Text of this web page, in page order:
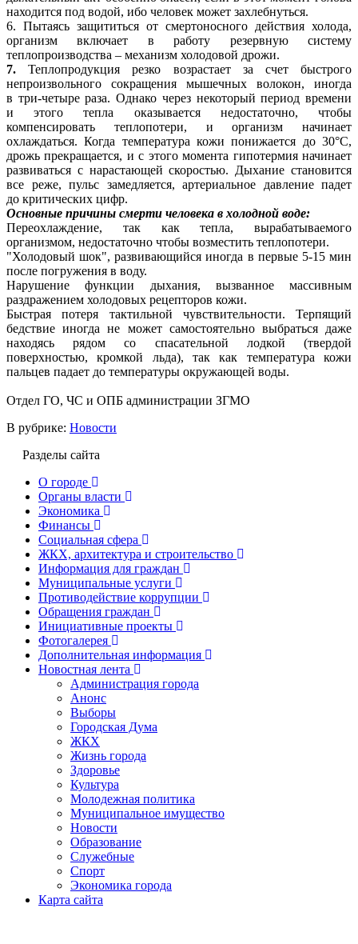
находится под водой, ибо человек может захлебнуться.
6. Пытаясь защититься от смертоносного действия холода,
организм включает в работу резервную систему
теплопроизводства – механизм холодовой дрожи.
7. Теплопродукция резко возрастает за счет быстрого
непроизвольного сокращения мышечных волокон, иногда
в три-четыре раза. Однако через некоторый период времени
и этого тепла оказывается недостаточно, чтобы
компенсировать теплопотери, и организм начинает
охлаждаться. Когда температура кожи понижается до 30°С,
дрожь прекращается, и с этого момента гипотермия начинает
развиваться с нарастающей скоростью. Дыхание становится
все реже, пульс замедляется, артериальное давление падет
до критических цифр.
Основные причины смерти человека в холодной воде:
Переохлаждение, так как тепла, вырабатываемого
организмом, недостаточно чтобы возместить теплопотери.
"Холодовый шок", развивающийся иногда в первые 5-15 мин
после погружения в воду.
Нарушение функции дыхания, вызванное массивным
раздражением холодовых рецепторов кожи.
Быстрая потеря тактильной чувствительности. Терпящий
бедствие иногда не может самостоятельно выбраться даже
находясь рядом со спасательной лодкой (твердой
поверхностью, кромкой льда), так как температура кожи
пальцев падает до температуры окружающей воды.
Отдел ГО, ЧС и ОПБ администрации ЗГМО
В рубрике: Новости
Разделы сайта
О городе
Органы власти
Экономика
Финансы
Социальная сфера
ЖКХ, архитектура и строительство
Информация для граждан
Муниципальные услуги
Противодействие коррупции
Обращения граждан
Инициативные проекты
Фотогалерея
Дополнительная информация
Новостная лента
Администрация города
Анонс
Выборы
Городская Дума
ЖКХ
Жизнь города
Здоровье
Культура
Молодежная политика
Муниципальное имущество
Новости
Образование
Служебные
Спорт
Экономика города
Карта сайта